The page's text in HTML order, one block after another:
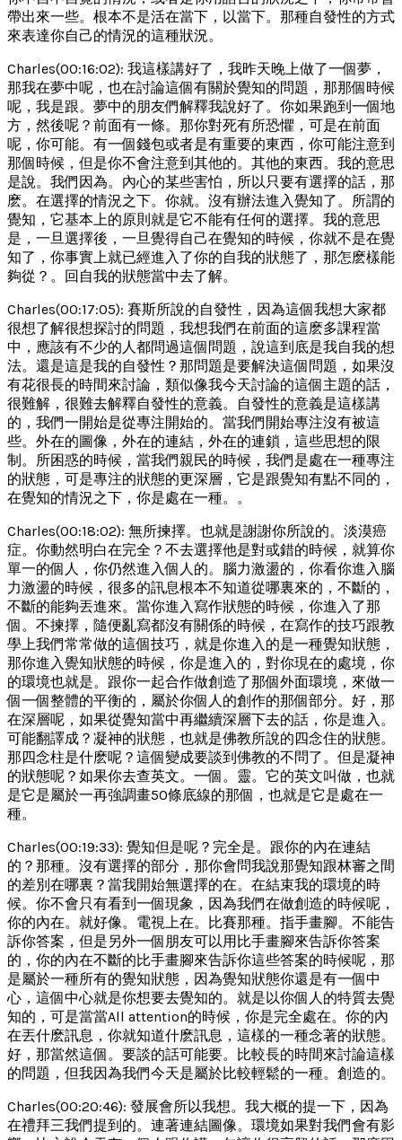
帶出來一些。根本不是活在當下，以當下。那種自發性的方式
來表達你自己的情況的這種狀況。
Charles(00:16:02): 我這樣講好了，我昨天晚上做了一個夢，
那我在夢中呢，也在討論這個有關於覺知的問題，那那個時候
呢，我是跟。夢中的朋友們解釋我說好了。你如果跑到一個地
方，然後呢？前面有一條。那你對死有所恐懼，可是在前面
呢，你可能。有一個錢包或者是有重要的東西，你可能注意到
那個時候，但是你不會注意到其他的。其他的東西。我的意思
是說。我們因為。內心的某些害怕，所以只要有選擇的話，那
麽。在選擇的情況之下。你就。沒有辦法進入覺知了。所謂的
覺知，它基本上的原則就是它不能有任何的選擇。我的意思
是，一旦選擇後，一旦覺得自己在覺知的時候，你就不是在覺
知了，你事實上就已經進入了你的自我的狀態了，那怎麽樣能
夠從？。回自我的狀態當中去了解。
Charles(00:17:05): 賽斯所說的自發性，因為這個我想大家都
很想了解很想探討的問題，我想我們在前面的這麽多課程當
中，應該有不少的人都問過這個問題，說這到底是我自我的想
法。還是這是我的自發性？那問題是要解決這個問題，如果沒
有花很長的時間來討論，類似像我今天討論的這個主題的話，
很難解，很難去解釋自發性的意義。自發性的意義是這樣講
的，我們一開始是從專注開始的。當我們開始專注沒有被這
些。外在的圖像，外在的連結，外在的連鎖，這些思想的限
制。所困惑的時候，當我們親民的時候，我們是處在一種專注
的狀態，可是專注的狀態的更深層，它是跟覺知有點不同的，
在覺知的情況之下，你是處在一種。。
Charles(00:18:02): 無所揀擇。也就是謝謝你所說的。淡漠癌
症。你動然明白在完全？不去選擇他是對或錯的時候，就算你
單一的個人，你仍然進入個人的。腦力激盪的，你看你進入腦
力激盪的時候，很多的訊息根本不知道從哪裏來的，不斷的，
不斷的能夠丟進來。當你進入寫作狀態的時候，你進入了那
個。不揀擇，隨便亂寫都沒有關係的時候，在寫作的技巧跟教
學上我們常常做的這個技巧，就是你進入的是一種覺知狀態，
那你進入覺知狀態的時候，你是進入的，對你現在的處境，你
的環境也就是。跟你一起合作做創造了那個外面環境，來做一
個一個整體的平衡的，屬於你個人的創作的那個部分。好，那
在深層呢，如果從覺知當中再繼續深層下去的話，你是進入。
可能翻譯成？凝神的狀態，也就是佛教所說的四念住的狀態。
那四念柱是什麽呢？這個變成要談到佛教的不問了。但是凝神
的狀態呢？如果你去查英文。一個。靈。它的英文叫做，也就
是它是屬於一再強調畫50條底線的那個，也就是它是處在一
種。
Charles(00:19:33): 覺知但是呢？完全是。跟你的內在連結
的？那種。沒有選擇的部分，那你會問我說那覺知跟林審之間
的差別在哪裏？當我開始無選擇的在。在結束我的環境的時
候。你不會只有看到一個現象，因為我們在做創造的時候呢，
你的內在。就好像。電視上在。比賽那種。指手畫腳。不能告
訴你答案，但是另外一個朋友可以用比手畫腳來告訴你答案
的，你的內在不斷的比手畫腳來告訴你這些答案的時候呢，那
是屬於一種所有的覺知狀態，因為覺知狀態你還是有一個中
心，這個中心就是你想要去覺知的。就是以你個人的特質去覺
知的，可是當當All attention的時候，你是完全處在。你的內
在丟什麽訊息，你就知道什麽訊息，這樣的一種念著的狀態。
好，那當然這個。要談的話可能要。比較長的時間來討論這樣
的問題，但我因為我們今天是屬於比較輕鬆的一種。創造的。
Charles(00:20:46): 發展會所以我想。我大概的提一下，因為
在禮拜三我們提到的。連著連結圖像。環境如果對我們會有影